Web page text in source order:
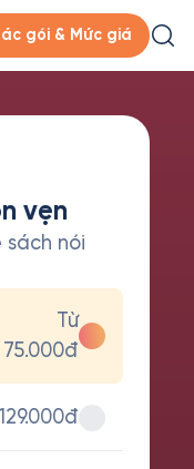
gói & Mức giá
vẹn
sách nói
Từ
75.000đ
129.000đ